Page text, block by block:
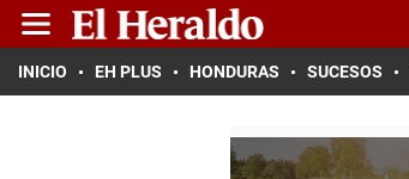
INICIO EH PLUS HONDURAS SUCESOS